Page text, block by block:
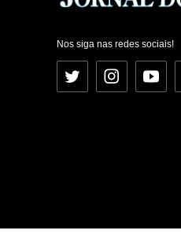
Nos siga nas redes sociais!
Twitter Instagram